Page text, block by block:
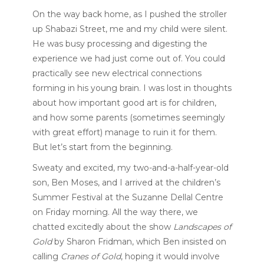
On the way back home, as I pushed the stroller
up Shabazi Street, me and my child were silent.
He was busy processing and digesting the
experience we had just come out of. You could
practically see new electrical connections
forming in his young brain. I was lost in thoughts
about how important good art is for children,
and how some parents (sometimes seemingly
with great effort) manage to ruin it for them.
But let’s start from the beginning.
Sweaty and excited, my two-and-a-half-year-old
son, Ben Moses, and I arrived at the children’s
Summer Festival at the Suzanne Dellal Centre
on Friday morning. All the way there, we
chatted excitedly about the show Landscapes of
Goldby Sharon Fridman, which Ben insisted on
calling Cranes of Gold, hoping it would involve